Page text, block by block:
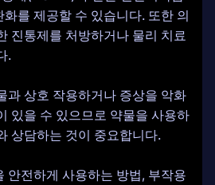
를 제공할 수 있습니다. 또한 의
진통제를 처방하거나 물리 치료
.
과 상호 작용하거나 증상을 악화
있을 수 있으므로 약물을 사용하
상담하는 것이 중요합니다.
안전하게 사용하는 방법, 부작용